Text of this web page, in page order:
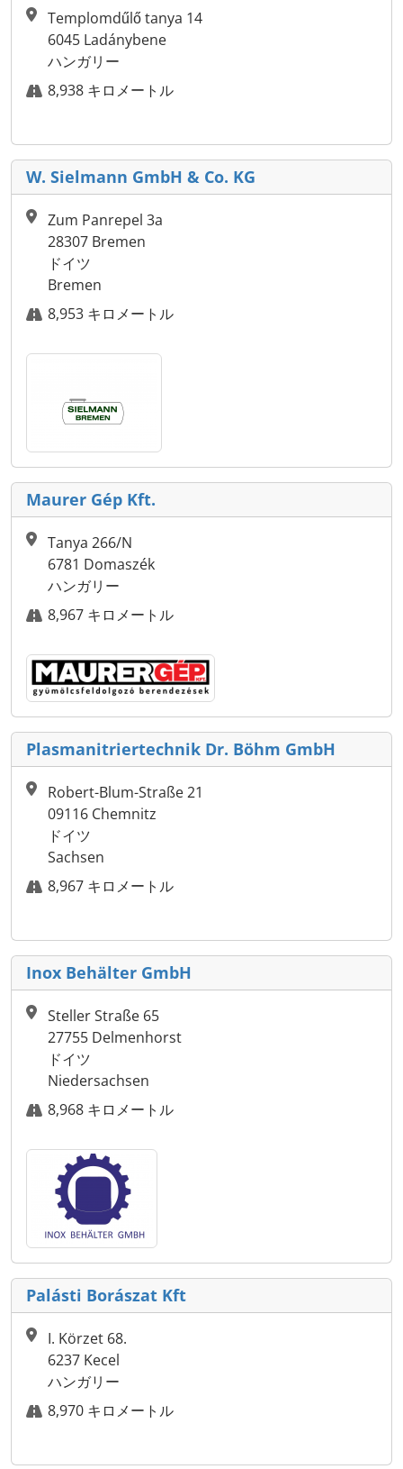
Templomdűlő tanya 14
6045 Ladánybene
ハンガリー
8,938 キロメートル
W. Sielmann GmbH & Co. KG
Zum Panrepel 3a
28307 Bremen
ドイツ
Bremen
8,953 キロメートル
Maurer Gép Kft.
Tanya 266/N
6781 Domaszék
ハンガリー
8,967 キロメートル
Plasmanitriertechnik Dr. Böhm GmbH
Robert-Blum-Straße 21
09116 Chemnitz
ドイツ
Sachsen
8,967 キロメートル
Inox Behälter GmbH
Steller Straße 65
27755 Delmenhorst
ドイツ
Niedersachsen
8,968 キロメートル
Palásti Borászat Kft
I. Körzet 68.
6237 Kecel
ハンガリー
8,970 キロメートル